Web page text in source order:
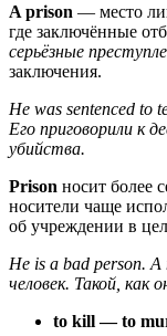
A prison — место
где заключённые
серьёзные
заключения.
He was sentenced to
Его приговорили к
убийства.
Prison носит более
носители чаще
об учреждении в
He is a bad person.
человек. Такой, как
to kill — to